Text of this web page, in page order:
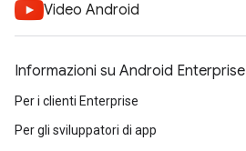
Video Android
Informazioni su Android Enterprise
Per i clienti Enterprise
Per gli sviluppatori di app